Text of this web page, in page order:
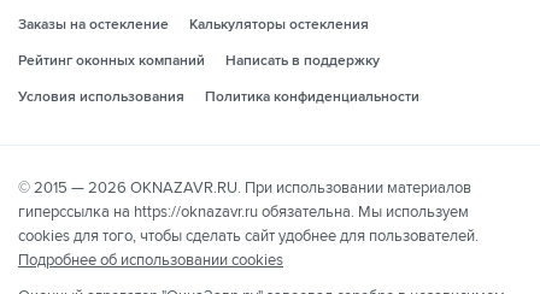
Заказы на остекление
Калькуляторы остекления
Рейтинг оконных компаний
Написать в поддержку
Условия использования
Политика конфиденциальности
© 2015 — 2026 OKNAZAVR.RU. При использовании материалов
гиперссылка на https://oknazavr.ru обязательна. Мы используем
cookies для того, чтобы сделать сайт удобнее для пользователей.
Подробнее об использовании cookies